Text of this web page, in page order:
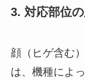
3. 対応部位の
顔（ヒゲ含む
は、機種によ